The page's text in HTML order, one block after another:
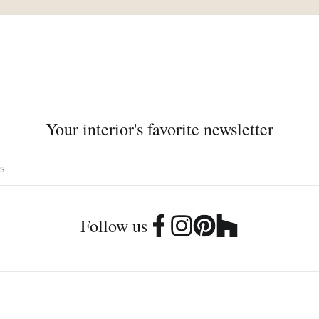
Your interior's favorite newsletter
Follow us